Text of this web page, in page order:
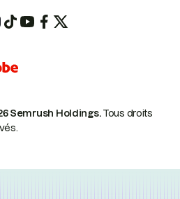
Semrush Holdings.Tous droits